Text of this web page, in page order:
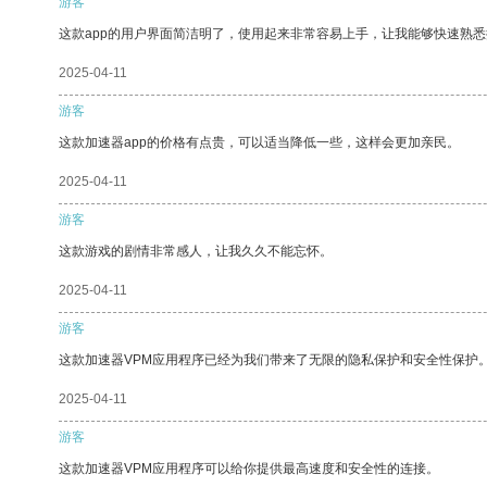
这款app的用户界面简洁明了，使用起来非常容易上手，让我能够快速熟悉
2025-04-11
游客
这款加速器app的价格有点贵，可以适当降低一些，这样会更加亲民。
2025-04-11
游客
这款游戏的剧情非常感人，让我久久不能忘怀。
2025-04-11
游客
这款加速器VPM应用程序已经为我们带来了无限的隐私保护和安全性保护。
2025-04-11
游客
这款加速器VPM应用程序可以给你提供最高速度和安全性的连接。